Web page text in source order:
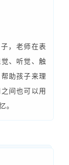
，老师在表
、听觉、触
助孩子来理
间也可以用
。